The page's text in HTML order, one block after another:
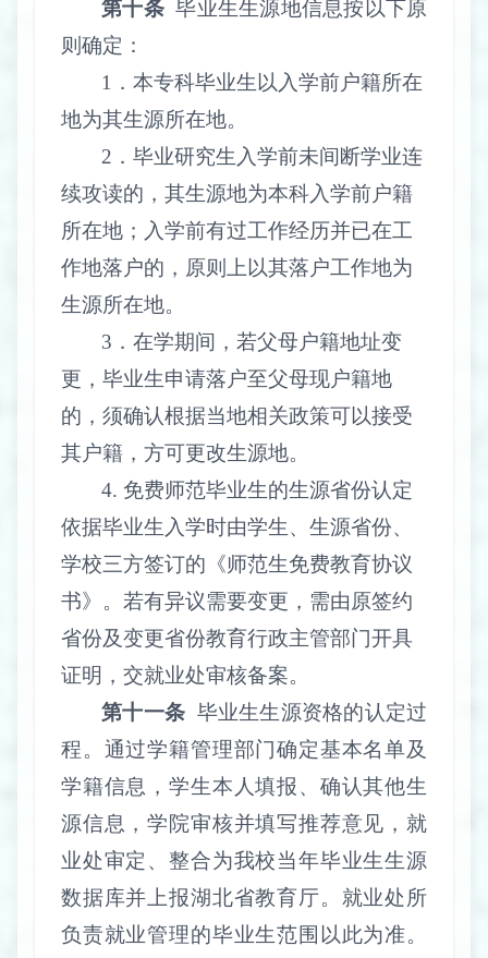
第十条 毕业生生源地信息按以下原
则确定：
1 ．本专科毕业生以入学前户籍所在
地为其生源所在地。
2 ．毕业研究生入学前未间断学业连
续攻读的，其生源地为本科入学前户籍
所在地；入学前有过工作经历并已在工
作地落户的，原则上以其落户工作地为
生源所在地。
3 ．在学期间，若父母户籍地址变
更，毕业生申请落户至父母现户籍地
的，须确认根据当地相关政策可以接受
其户籍，方可更改生源地。
4. 免费师范毕业生的生源省份认定
依据毕业生入学时由学生、生源省份、
学校三方签订的《师范生免费教育协议
书》。若有异议需要变更，需由原签约
省份及变更省份教育行政主管部门开具
证明，交就业处审核备案。
第十一条 毕业生生源资格的认定过
程。通过学籍管理部门确定基本名单及
学籍信息，学生本人填报、确认其他生
源信息，学院审核并填写推荐意见，就
业处审定、整合为我校当年毕业生生源
数据库并上报湖北省教育厅。就业处所
负责就业管理的毕业生范围以此为准。